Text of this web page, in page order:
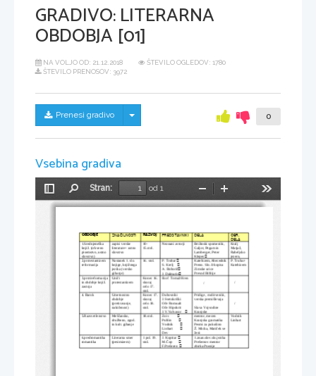
GRADIVO:LITERARNA
OBDOBJA [01]
NA VOLJO OD: 21.12.2018
ŠTEVILO OGLEDOV: 1780
ŠTEVILO PRENOSOV: 3972
Prenesi gradivo Skrij/prikaži meni 0
Vsebina gradiva
Preklopi
stransko
Stran:
od 1
Pomanjšaj
OBDOBJE ZNAČILNOSTI RAZVOJ PREDSTAVNIKI DELA
OBR.
DELA
1.Srednjeneška
knjiž. (crkveno
pisemstvo, ustno
slovstvo)
zapisi verske
literature+ ustno
slovstvo
10-
15.stol.
Neznani avtorji
Brižinski spomeniki,
Galjot, Pegam in
Lamberger, Peter
Klepec
Kralj
Matjaž,
Rabeljsko
jezero,
2.protestantizem
reformacija
Nastanek 1. slo.
knjige, knjižnega
jezika (versko
gibanje)
16. stol. P. Trubar 
S. Krelj 
A. Bohorič
J. Dalmatin
Katehizem,Abecednik
Preno. Slo. črkopisa
Zimske urice
Prevod Biblije
P. Trubar-
Katehizem
3.protireformacija
in obdobje knjiž.
zastoja
Uniči
protestantizem
Konec 16.
skoraj
celo 17.
stol.
škof  Tomaž Hren
          /
    /
4. Barok
Umetnostno
obdobje
(pretiravanje,
nakičenost)
Konec 17.
skoraj
celo 18.
stol.
Duhovniki
J.Svetokriški
Oče Romualt
Oče Hipokrit
J.V.Valvasor 
Pridige , molitveniki,
verska premišlevaja
Slava Vojvodine
Kranjske
    /
5.Razsvetlenstvo
Meščansko,
družbeno, zgod.
in kult. gibanje
18.stol. Zois 
Puhlin 
Vodnik 
Linhart 
Dev
mentor, mecen
Kranjska gramatika
Pesmi za pukušino
Ž. Micka, Matiček se
ženi
Vodnik
Linhart
6.predromantika
romantika
Literarna smer
(pesimizem)
1 pol. 19.
stol.
J. Kopitar 
M.Čop 
F.Prešeren 
1.znan.slov.slo.jezika
Prešernov mentor
zbirka Poezije